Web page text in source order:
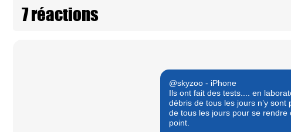
7 réactions
@skyzoo - iPhone
Ils ont fait des tests.... en
débris de tous les jours n’y
de tous les jours pour se rendre
point.